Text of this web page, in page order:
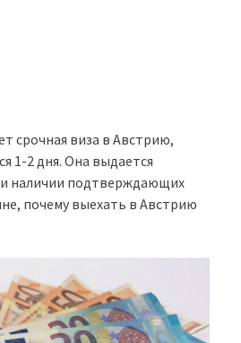
срочная виза в Австрию,
1-2 дня. Она выдается
наличии подтверждающих
почему выехать в Австрию